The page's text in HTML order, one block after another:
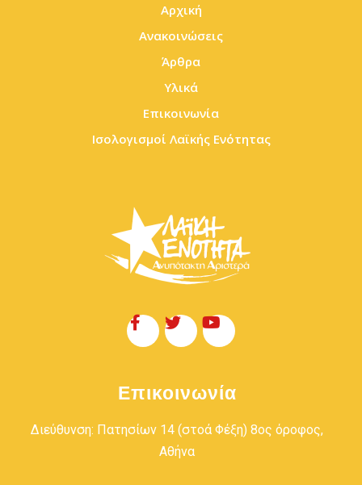
Αρχική
Ανακοινώσεις
Άρθρα
Υλικά
Επικοινωνία
Ισολογισμοί Λαϊκής Ενότητας
Επικοινωνία
Διεύθυνση: Πατησίων 14 (στοά Φέξη) 8ος όροφος,
Αθήνα